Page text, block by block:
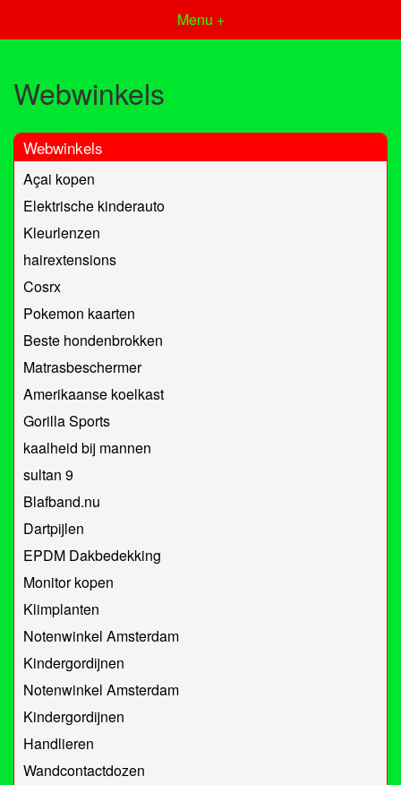
Menu +
Webwinkels
Webwinkels
Açai kopen
Elektrische kinderauto
Kleurlenzen
hairextensions
Cosrx
Pokemon kaarten
Beste hondenbrokken
Matrasbeschermer
Amerikaanse koelkast
Gorilla Sports
kaalheid bij mannen
sultan 9
Blafband.nu
Dartpijlen
EPDM Dakbedekking
Monitor kopen
Klimplanten
Notenwinkel Amsterdam
Kindergordijnen
Notenwinkel Amsterdam
Kindergordijnen
Handlieren
Wandcontactdozen